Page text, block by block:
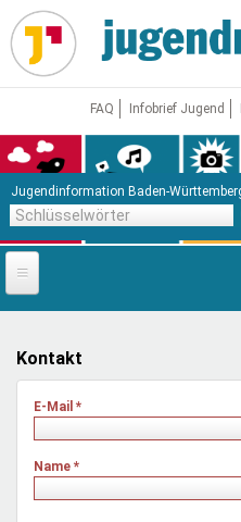
Direkt
zum
Inhalt
FAQ Infobrief Jugend
Jugendinformation Baden-
Startseite
News
Jugendnetz
Freizeit & Reisen
Mentoren & Projekte
Vor Ort
Kontakt
E-Mail *
Name *